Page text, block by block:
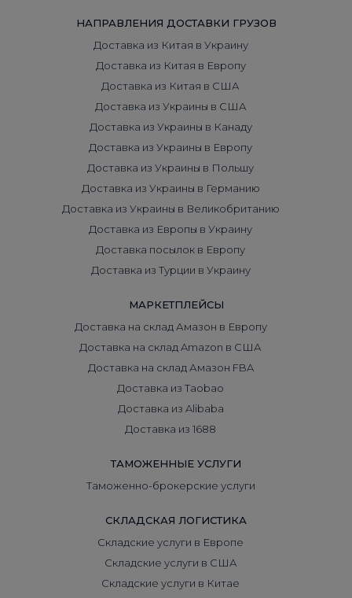
НАПРАВЛЕНИЯ ДОСТАВКИ ГРУЗОВ
Доставка из Китая в Украину
Доставка из Китая в Европу
Доставка из Китая в США
Доставка из Украины в США
Доставка из Украины в Канаду
Доставка из Украины в Европу
Доставка из Украины в Польшу
Доставка из Украины в Германию
Доставка из Украины в Великобританию
Доставка из Европы в Украину
Доставка посылок в Европу
Доставка из Турции в Украину
МАРКЕТПЛЕЙСЫ
Доставка на склад Амазон в Европу
Доставка на склад Amazon в США
Доставка на склад Амазон FBA
Доставка из Taobao
Доставка из Alibaba
Доставка из 1688
ТАМОЖЕННЫЕ УСЛУГИ
Таможенно-брокерские услуги
СКЛАДСКАЯ ЛОГИСТИКА
Складские услуги в Европе
Складские услуги в США
Складские услуги в Китае